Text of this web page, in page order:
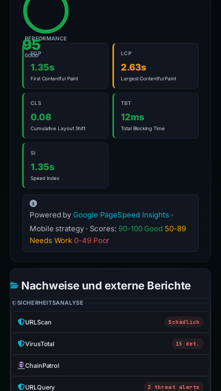
95
GOOD
PERFORMANCE
FCP
1.35s
First Contentful Paint
LCP
2.63s
Largest Contentful Paint
CLS
0.08
Cumulative Layout Shift
TBT
12ms
Total Blocking Time
SI
1.35s
Speed Index
Powered by Google PageSpeed Insights ·
Mobile strategy · Scores: 90-100 Good 50-89
Needs Work 0-49 Poor
Nachweise und externe Berichte
SICHERHEITSANALYSE
URLScan Schädlich
VirusTotal 15 det.
ChainPatrol
URLQuery 2 threat alerts